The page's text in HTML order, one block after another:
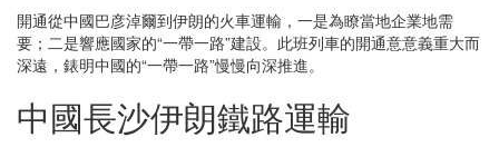
開通從中國巴彦淖爾到伊朗的火車運輸，一是為瞭當地企業地需
要；二是響應國家的“一帶一路”建設。此班列車的開通意意義重大而
深遠，錶明中國的“一帶一路”慢慢向深推進。
中國長沙伊朗鐵路運輸